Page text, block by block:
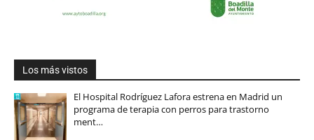
Los más vistos
El Hospital Rodríguez Lafora estrena en Madrid un
programa de terapia con perros para trastorno
ment…